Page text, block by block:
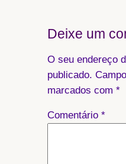
Deixe um
O seu endereço
publicado.
marcados com *
Comentário *